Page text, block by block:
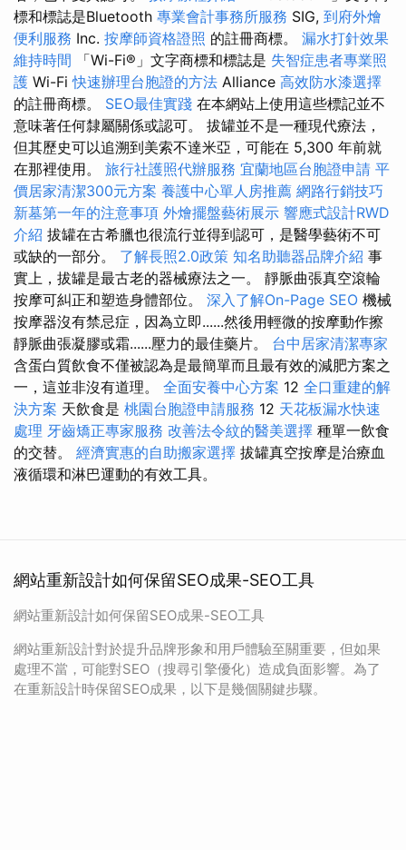
標和標誌是Bluetooth 專業會計事務所服務 SIG, 到府外燴
便利服務 Inc. 按摩師資格證照 的註冊商標。 漏水打針效果
維持時間 「Wi-Fi®」文字商標和標誌是 失智症患者專業照
護 Wi-Fi快速辦理台胞證的方法 Alliance 高效防水漆選擇
的註冊商標。 SEO最佳實踐 在本網站上使用這些標記並不
意味著任何隸屬關係或認可。 拔罐並不是一種現代療法，
但其歷史可以追溯到美索不達米亞，可能在 5,300 年前就
在那裡使用。 旅行社護照代辦服務 宜蘭地區台胞證申請 平
價居家清潔300元方案 養護中心單人房推薦 網路行銷技巧
新墓第一年的注意事項 外燴擺盤藝術展示 響應式設計RWD
介紹 拔罐在古希臘也很流行並得到認可，是醫學藝術不可
或缺的一部分。 了解長照2.0政策 知名助聽器品牌介紹 事
實上，拔罐是最古老的器械療法之一。 靜脈曲張真空滾輪
按摩可糾正和塑造身體部位。 深入了解On-Page SEO 機械
按摩器沒有禁忌症，因為立即......然後用輕微的按摩動作擦
靜脈曲張凝膠或霜......壓力的最佳藥片。 台中居家清潔專家
含蛋白質飲食不僅被認為是最簡單而且最有效的減肥方案之
一，這並非沒有道理。 全面安養中心方案 12 全口重建的解
決方案 天飲食是 桃園台胞證申請服務 12 天花板漏水快速
處理 牙齒矯正專家服務 改善法令紋的醫美選擇 種單一飲食
的交替。 經濟實惠的自助搬家選擇 拔罐真空按摩是治療血
液循環和淋巴運動的有效工具。
網站重新設計如何保留SEO成果-SEO工具
網站重新設計如何保留SEO成果-SEO工具
網站重新設計對於提升品牌形象和用戶體驗至關重要，但如果
處理不當，可能對SEO（搜尋引擎優化）造成負面影響。為了
在重新設計時保留SEO成果，以下是幾個關鍵步驟。